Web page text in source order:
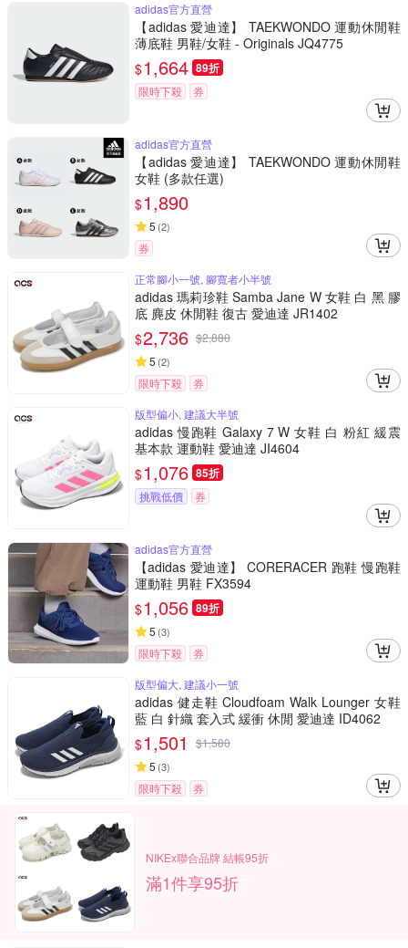
adidas官方直營
【adidas 愛迪達】 TAEKWONDO 運動休閒鞋
薄底鞋 男鞋/女鞋 - Originals JQ4775
$1,664 89折
限時下殺 券
adidas官方直營
【adidas 愛迪達】 TAEKWONDO 運動休閒鞋
女鞋 (多款任選)
$1,890
5 (2)
券
正常腳小一號, 腳寬者小半號
adidas 瑪莉珍鞋 Samba Jane W 女鞋 白 黑 膠
底 麂皮 休閒鞋 復古 愛迪達 JR1402
$2,736 $2,880
5 (2)
限時下殺
券
版型偏小, 建議大半號
adidas 慢跑鞋 Galaxy 7 W 女鞋 白 粉紅 緩震
基本款 運動鞋 愛迪達 JI4604
$1,076 85折
挑戰低價 券
adidas官方直營
【adidas 愛迪達】 CORERACER 跑鞋 慢跑鞋
運動鞋 男鞋 FX3594
$1,056 89折
5 (3)
限時下殺
券
版型偏大, 建議小一號
adidas 健走鞋 Cloudfoam Walk Lounger 女鞋
藍 白 針織 套入式 緩衝 休閒 愛迪達 ID4062
$1,501 $1,580
5 (3)
限時下殺 券
NIKEx聯合品牌 結帳95折
滿1件享95折